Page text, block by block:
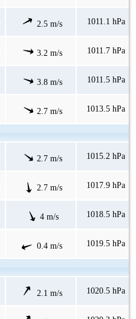
2.5 m/s 1011.1 hPa
3.2 m/s 1011.7 hPa
3.8 m/s 1011.5 hPa
2.7 m/s 1013.5 hPa
2.7 m/s 1015.2 hPa
2.7 m/s 1017.9 hPa
4 m/s 1018.5 hPa
0.4 m/s 1019.5 hPa
2.1 m/s 1020.5 hPa